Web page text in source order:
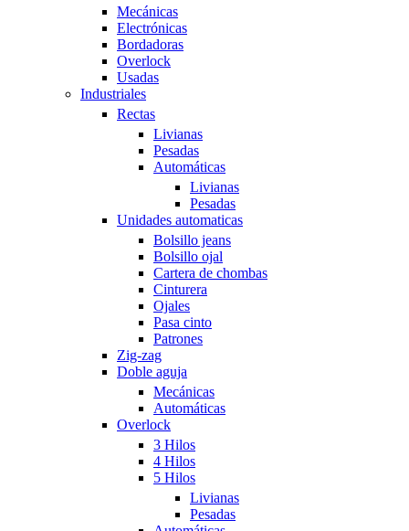
Mecánicas
Electrónicas
Bordadoras
Overlock
Usadas
Industriales
Rectas
Livianas
Pesadas
Automáticas
Livianas
Pesadas
Unidades automaticas
Bolsillo jeans
Bolsillo ojal
Cartera de chombas
Cinturera
Ojales
Pasa cinto
Patrones
Zig-zag
Doble aguja
Mecánicas
Automáticas
Overlock
3 Hilos
4 Hilos
5 Hilos
Livianas
Pesadas